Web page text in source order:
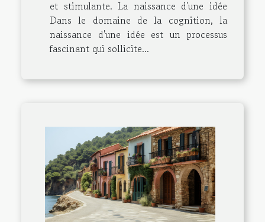
et stimulante. La naissance d'une idée
Dans le domaine de la cognition, la
naissance d'une idée est un processus
fascinant qui sollicite...